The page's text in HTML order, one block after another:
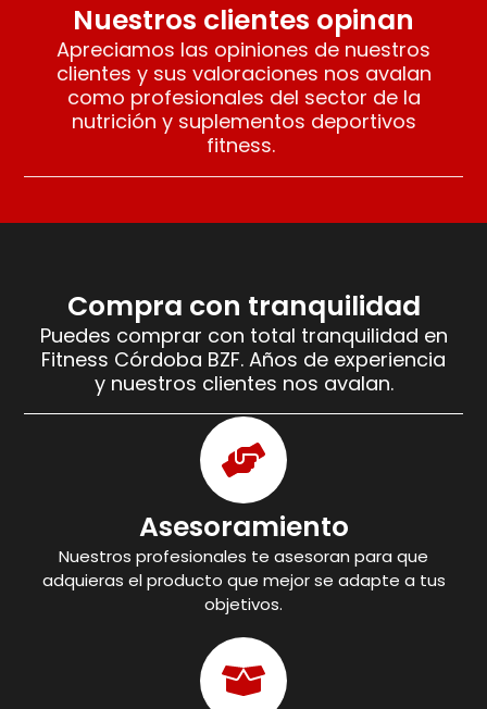
Nuestros clientes opinan
Apreciamos las opiniones de nuestros
clientes y sus valoraciones nos avalan
como profesionales del sector de la
nutrición y suplementos deportivos
fitness.
Compra con tranquilidad
Puedes comprar con total tranquilidad en
Fitness Córdoba BZF. Años de experiencia
y nuestros clientes nos avalan.
Asesoramiento
Nuestros profesionales te asesoran para que
adquieras el producto que mejor se adapte a tus
objetivos.